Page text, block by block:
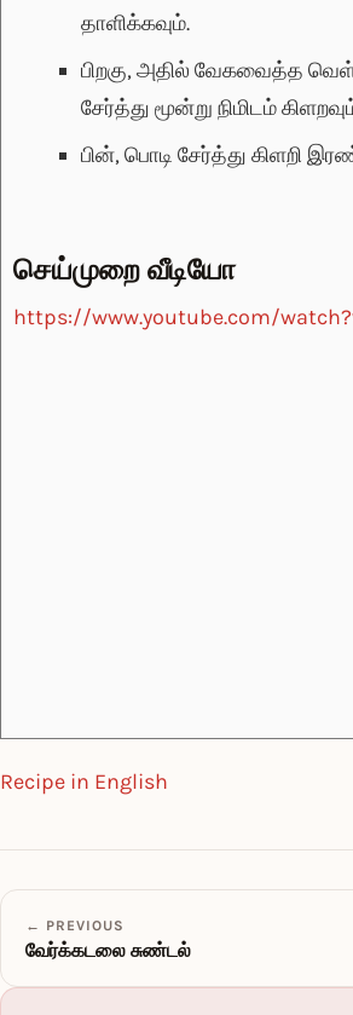
தாளிக்கவும்.
பிறகு, அதில் வேகவைத்த
சேர்த்து மூன்று நிமிடம்
பின், பொடி சேர்த்து கிளறி
செய்முறை வீடியோ
https://www.youtube.com/
Recipe in English
← PREVIOUS
வேர்க்கடலை சுண்டல்